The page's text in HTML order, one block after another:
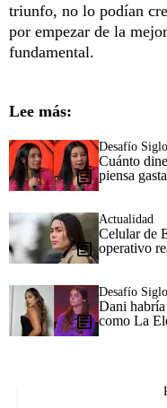
triunfo, no lo podían
por empezar de la
fundamental.
Lee más:
Desafío
Cuánto
piensa
Actualidad
Celular de
operativo
Desafío
Dani
como La